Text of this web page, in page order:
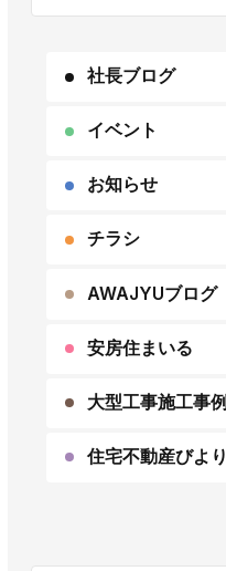
社長ブログ
イベント
お知らせ
チラシ
AWAJYUブログ
安房住まいる
大型工事施工事例
住宅不動産びより